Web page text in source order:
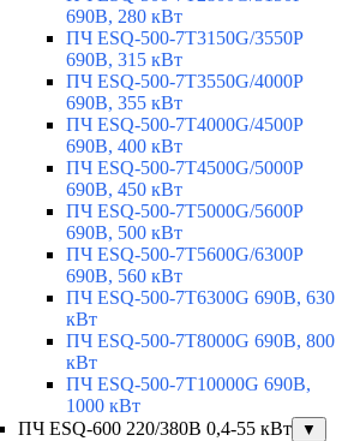
690В, 280 кВт
ПЧ ESQ-500-7T3150G/3550P
690В, 315 кВт
ПЧ ESQ-500-7T3550G/4000P
690В, 355 кВт
ПЧ ESQ-500-7T4000G/4500P
690В, 400 кВт
ПЧ ESQ-500-7T4500G/5000P
690В, 450 кВт
ПЧ ESQ-500-7T5000G/5600P
690В, 500 кВт
ПЧ ESQ-500-7T5600G/6300P
690В, 560 кВт
ПЧ ESQ-500-7T6300G 690В, 630
кВт
ПЧ ESQ-500-7T8000G 690В, 800
кВт
ПЧ ESQ-500-7T10000G 690В,
1000 кВт
ПЧ ESQ-600 220/380В 0,4-55 кВт
▼